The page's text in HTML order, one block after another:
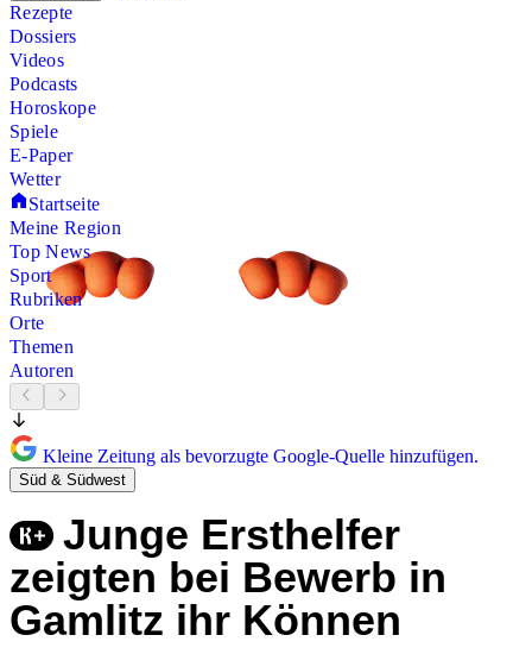
Rezepte
Dossiers
Videos
Podcasts
Horoskope
Spiele
E-Paper
Wetter
Startseite
Meine Region
Top News
Sport
Rubriken
Orte
Themen
Autoren
Kleine Zeitung als bevorzugte Google-Quelle hinzufügen.
Süd & Südwest
Junge Ersthelfer
zeigten bei Bewerb in
Gamlitz ihr Können